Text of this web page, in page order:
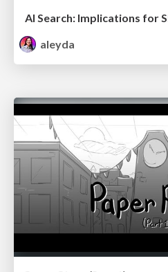
aleyda